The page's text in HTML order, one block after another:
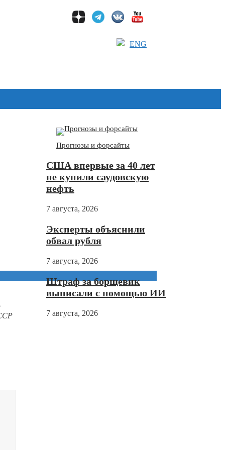
ENG
Прогнозы и форсайты
США впервые за 40 лет
не купили саудовскую
нефть
7 августа, 2026
Эксперты объяснили
обвал рубля
7 августа, 2026
Штраф за борщевик
выписали с помощью ИИ
7 августа, 2026